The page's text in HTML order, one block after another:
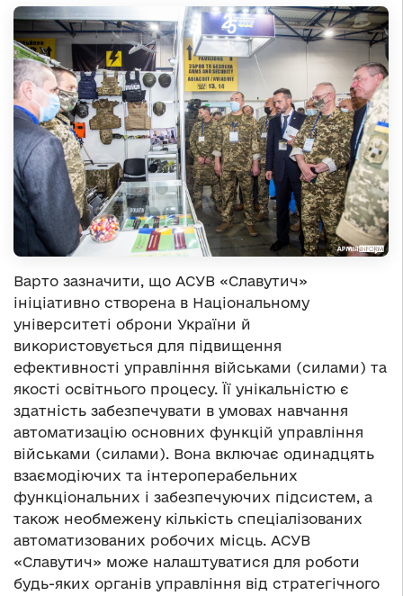
Варто зазначити, що АСУВ «Славутич»
ініціативно створена в Національному
університеті оброни України й
використовується для підвищення
ефективності управління військами (силами) та
якості освітнього процесу. Її унікальністю є
здатність забезпечувати в умовах навчання
автоматизацію основних функцій управління
військами (силами). Вона включає одинадцять
взаємодіючих та інтероперабельних
функціональних і забезпечуючих підсистем, а
також необмежену кількість спеціалізованих
автоматизованих робочих місць. АСУВ
«Славутич» може налаштуватися для роботи
будь-яких органів управління від стратегічного